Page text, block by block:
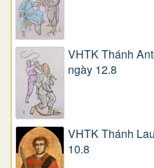
VHTK Thánh
ngày 12.8
VHTK Thánh
10.8